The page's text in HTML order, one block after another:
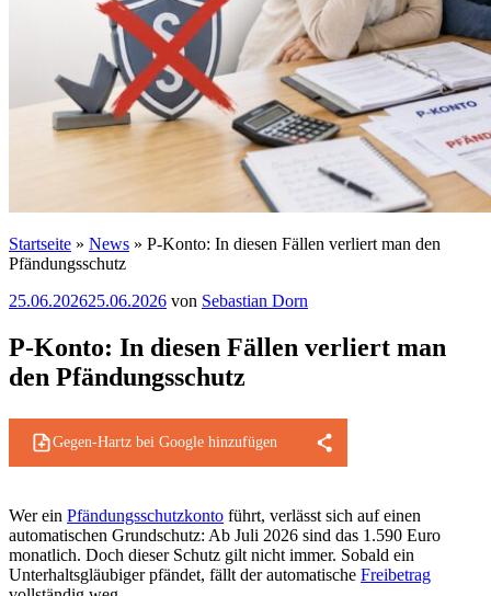
Startseite » News » P-Konto: In diesen Fällen verliert man den
Pfändungsschutz
Veröffentlicht
25.06.202625.06.2026 von Sebastian Dorn
P-Konto: In diesen Fällen verliert man
den Pfändungsschutz
Gegen-Hartz bei Google hinzufügen
Wer ein Pfändungsschutzkonto führt, verlässt sich auf einen
automatischen Grundschutz: Ab Juli 2026 sind das 1.590 Euro
monatlich. Doch dieser Schutz gilt nicht immer. Sobald ein
Unterhaltsgläubiger pfändet, fällt der automatische Freibetrag